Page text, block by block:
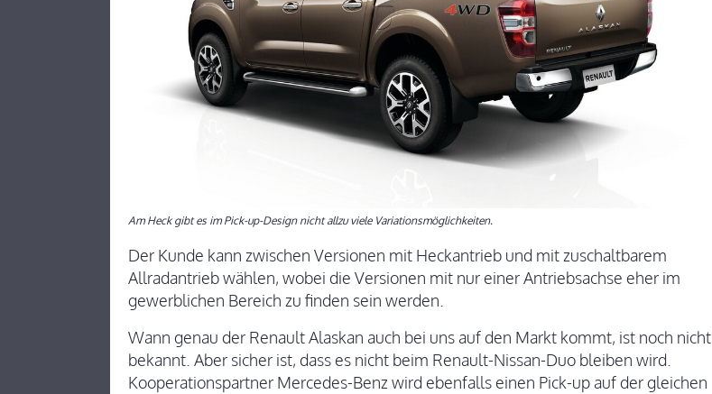
Am Heck gibt es im Pick-up-Design nicht allzu viele Variationsmöglichkeiten.
Der Kunde kann zwischen Versionen mit Heckantrieb und mit zuschaltbarem
Allradantrieb wählen, wobei die Versionen mit nur einer Antriebsachse eher im
gewerblichen Bereich zu finden sein werden.
Wann genau der Renault Alaskan auch bei uns auf den Markt kommt, ist noch nicht
bekannt. Aber sicher ist, dass es nicht beim Renault-Nissan-Duo bleiben wird.
Kooperationspartner Mercedes-Benz wird ebenfalls einen Pick-up auf der gleichen